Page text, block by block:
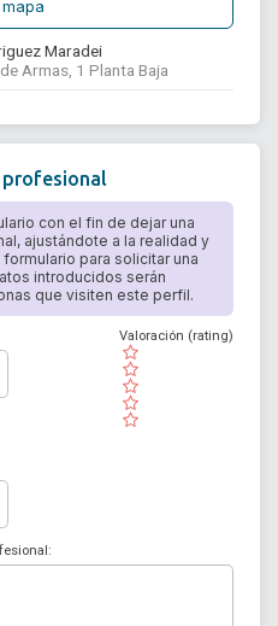
Maradei
Armas, 1 Planta Baja
profesional
con el fin de dejar una
ajustándote a la realidad y
para solicitar una
introducidos serán
que visiten este perfil.
( )
( )
( )
( )
( )
Valoración (rating)